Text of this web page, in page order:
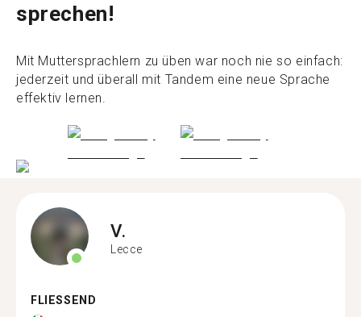
sprechen!
Mit Muttersprachlern zu üben war noch nie so einfach:
jederzeit und überall mit Tandem eine neue Sprache
effektiv lernen.
V.
Lecce
FLIESSEND